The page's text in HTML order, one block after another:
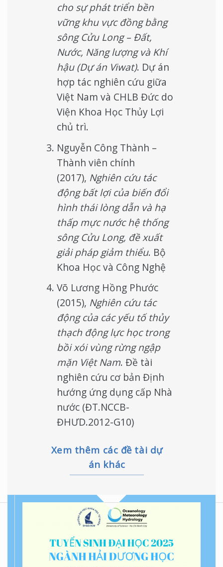
cho sự phát triển bền
vững khu vực đồng bằng
sông Cửu Long – Đất,
Nước, Năng lượng và Khí
hậu (Dự án Viwat). Dự án
hợp tác nghiên cứu giữa
Việt Nam và CHLB Đức do
Viện Khoa Học Thủy Lợi
chủ trì.
Nguyễn Công Thành –
Thành viên chính
(2017), Nghiên cứu tác
động bất lợi của biến đổi
hình thái lòng dẫn và hạ
thấp mực nước hệ thống
sông Cửu Long, đề xuất
giải pháp giảm thiểu. Bộ
Khoa Học và Công Nghệ
Võ Lương Hồng Phước
(2015), Nghiên cứu tác
động của các yếu tố thủy
thạch động lực học trong
bồi xói vùng rừng ngập
mặn Việt Nam. Đề tài
nghiên cứu cơ bản Định
hướng ứng dụng cấp Nhà
nước (ĐT.NCCB-
ĐHƯD.2012-G10)
Xem thêm các đề tài dự
án khác